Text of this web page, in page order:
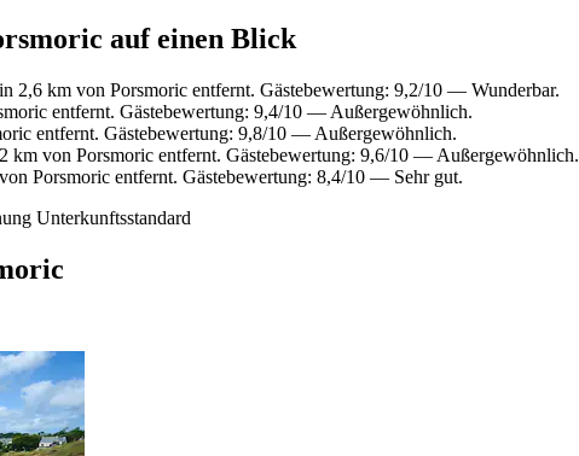
auf einen Blick
2,6 km von Porsmoric entfernt. Gästebewertung: 9,2/10 — Wunderbar.
entfernt. Gästebewertung: 9,4/10 — Außergewöhnlich.
entfernt. Gästebewertung: 9,8/10 — Außergewöhnlich.
km von Porsmoric entfernt. Gästebewertung: 9,6/10 — Außergewöhnlich.
Porsmoric entfernt. Gästebewertung: 8,4/10 — Sehr gut.
Unterkunftsstandard